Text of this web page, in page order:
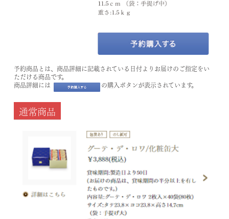
予約商品とは、商品詳細に記載されている日付よりお届けのご指定をい
ただける商品です。
商品詳細には
の購入ボタンが表示されています。
通常商品